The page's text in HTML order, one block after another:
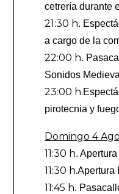
cetrería durante
21:30 h.
a cargo de la
22:00 h.
Sonidos
23:00 h.
pirotecnia y
Domingo 4
11:30 h.
11:30 h.Apertura
11:45 h.